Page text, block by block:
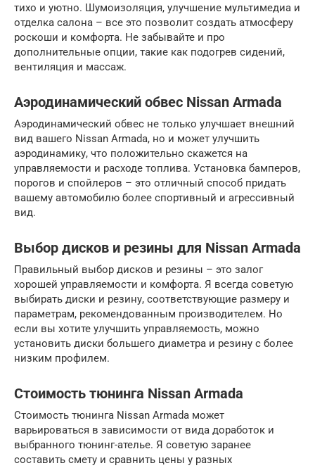
тихо и уютно. Шумоизоляция, улучшение мультимедиа и
отделка салона – все это позволит создать атмосферу
роскоши и комфорта. Не забывайте и про
дополнительные опции, такие как подогрев сидений,
вентиляция и массаж.
Аэродинамический обвес Nissan Armada
Аэродинамический обвес не только улучшает внешний
вид вашего Nissan Armada, но и может улучшить
аэродинамику, что положительно скажется на
управляемости и расходе топлива. Установка бамперов,
порогов и спойлеров – это отличный способ придать
вашему автомобилю более спортивный и агрессивный
вид.
Выбор дисков и резины для Nissan Armada
Правильный выбор дисков и резины – это залог
хорошей управляемости и комфорта. Я всегда советую
выбирать диски и резину, соответствующие размеру и
параметрам, рекомендованным производителем. Но
если вы хотите улучшить управляемость, можно
установить диски большего диаметра и резину с более
низким профилем.
Стоимость тюнинга Nissan Armada
Стоимость тюнинга Nissan Armada может
варьироваться в зависимости от вида доработок и
выбранного тюнинг-ателье. Я советую заранее
составить смету и сравнить цены у разных